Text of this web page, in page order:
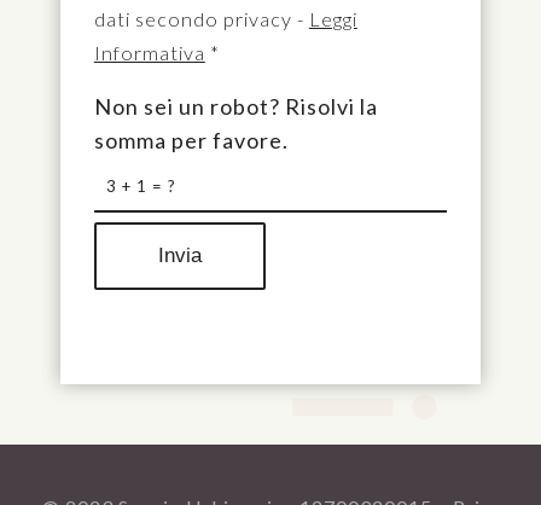
dati secondo privacy - Leggi
Informativa *
Non sei un robot? Risolvi la
somma per favore.
3 + 1 = ?